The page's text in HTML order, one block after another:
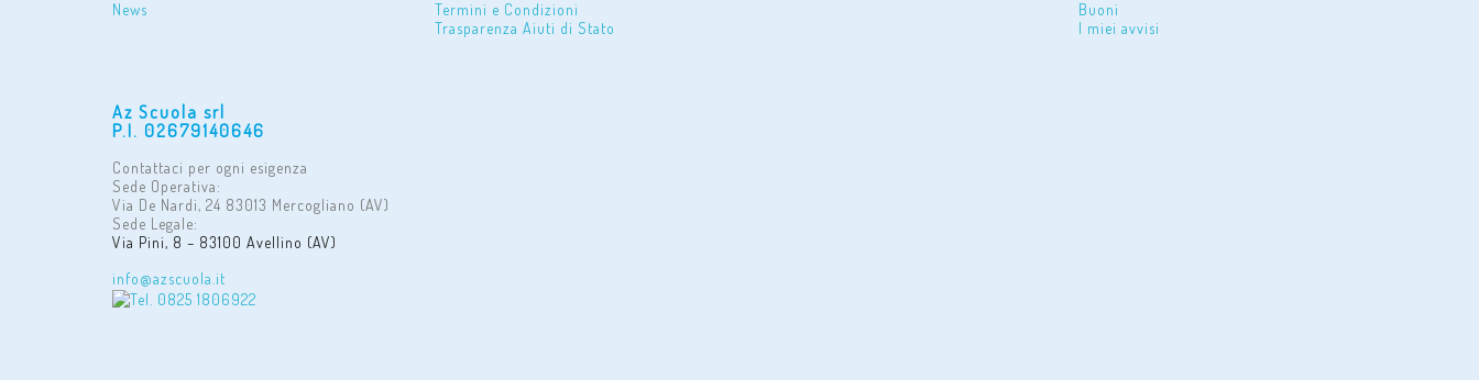
News
Termini e Condizioni
Trasparenza Aiuti di Stato
Buoni
I miei avvisi
Az Scuola srl
P.I. 02679140646
Contattaci per ogni esigenza
Sede Operativa:
Via De Nardi, 24 83013 Mercogliano (AV)
Sede Legale:
Via Pini, 8 – 83100 Avellino (AV)
info@azscuola.it